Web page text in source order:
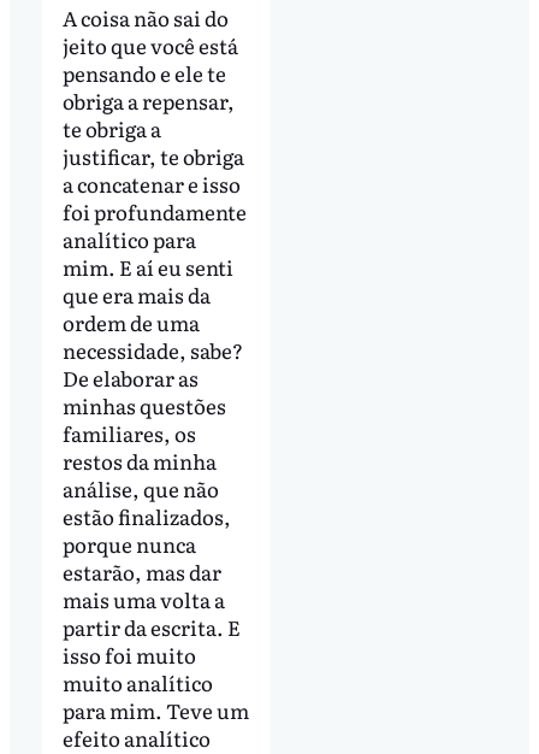
A coisa não sai do
jeito que você está
pensando e ele te
obriga a repensar,
te obriga a
justificar, te obriga
a concatenar e isso
foi profundamente
analítico para
mim. E aí eu senti
que era mais da
ordem de uma
necessidade, sabe?
De elaborar as
minhas questões
familiares, os
restos da minha
análise, que não
estão finalizados,
porque nunca
estarão, mas dar
mais uma volta a
partir da escrita. E
isso foi muito
muito analítico
para mim. Teve um
efeito analítico